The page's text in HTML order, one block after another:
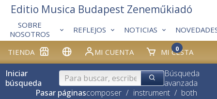
TIENDA MI CUENTA MI CESTA
0
SOBRE
NOSOTROS
REFLEJOS NOTICIAS
Editio Musica Budapest Zeneműkiadó
Iniciar
búsqueda
Búsqueda
avanzada
Pasar páginascomposer / instrument / both